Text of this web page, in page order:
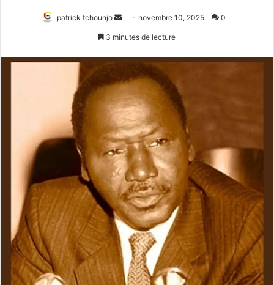
patrick tchounjo
Envoyernovembre 10, 2025 0
3 minutes de lecture